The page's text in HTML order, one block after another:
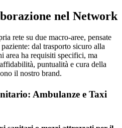
nel Network
rete su due macro-aree, pensate
dal trasporto sicuro alla
area ha requisiti specifici, ma
puntualità e cura della
il nostro brand.
Ambulanze e Taxi